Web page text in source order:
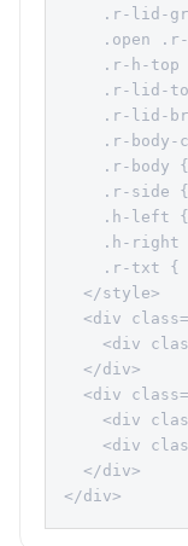
.r-lid-
.open
.r-h-top
.r-lid-
.r-lid-
.r-body-
.r-body
.r-side
.h-left
.h-right
.r-txt {
  </style>
<div
<div
  </div>
<div
<div
<div
  </div>
</div>